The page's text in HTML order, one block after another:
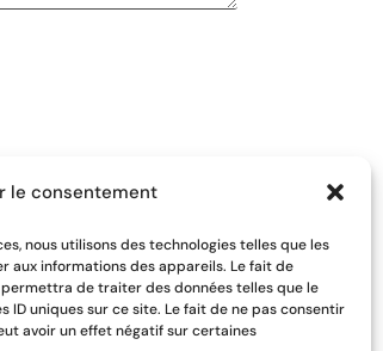
le consentement
nous utilisons des technologies telles que les
aux informations des appareils. Le fait de
de traiter des données telles que le
ID uniques sur ce site. Le fait de ne pas consentir
avoir un effet négatif sur certaines
Envoyer